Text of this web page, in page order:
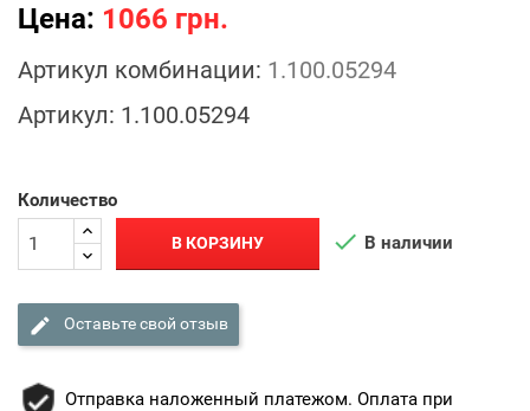
Цена: 1066 грн.
Артикул комбинации: 1.100.05294
Артикул: 1.100.05294
Количество
В КОРЗИНУ  В наличии
Оставьте свой отзыв
Отправка наложенный платежом. Оплата при